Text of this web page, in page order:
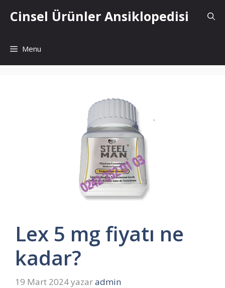
atlaCinsel Ürünler Ansiklopedisi
Menu
Lex 5 mg fiyatı ne
kadar?
19 Mart 2024yazaradmin